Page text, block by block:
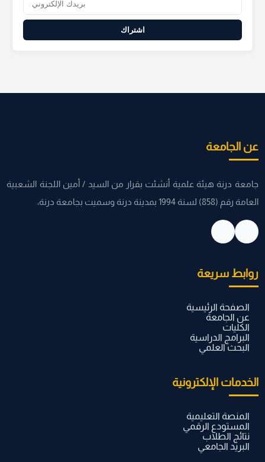
اشتراك
عن الجامعة
جامعة درنة هيئة علمية أنشئت بقرار من السيد / أمين اللجنة الشعبية
العامة رقم (858) لسنة 1994 بمدينة درنة وسميت بجامعة درنة،
روابط سريعة
الصفحة الرئيسية
عن الجامعة
الكليات
البرامج الدراسية
البحث العلمي
الخدمات الإلكترونية
المنصة التعليمية
المستودع الرقمي
نتائج الطلاب
البريد الجامعي